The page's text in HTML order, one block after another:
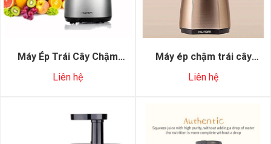
Máy Ép Trái Cây Chậm
Liên hệ
Máy ép chậm trái cây
Liên hệ